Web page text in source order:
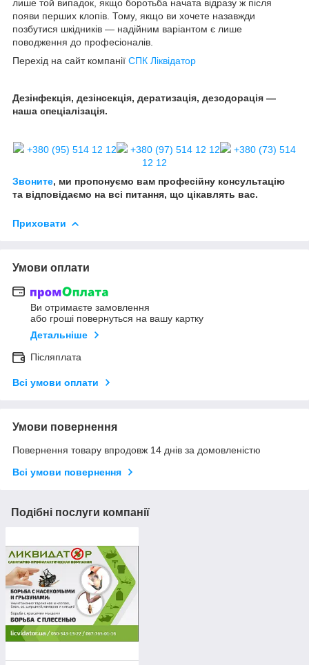
лише той випадок, якщо боротьба начата відразу ж після
появи перших клопів. Тому, якщо ви хочете назавжди
позбутися шкідників — надійним варіантом є лише
поводження до професіоналів.
Перехід на сайт компанії СПК Ліквідатор
Дезінфекція, дезінсекція, дератизація, дезодорація —
наша спеціалізація.
+380 (95) 514 12 12 +380 (97) 514 12 12
+380 (73) 514
12 12
Звоните, ми пропонуємо вам професійну консультацію
та відповідаємо на всі питання, що цікавлять вас.
Приховати
Умови оплати
Ви отримаєте замовлення
або гроші повернуться на вашу картку
Детальніше
Післяплата
Всі умови оплати
Умови повернення
Повернення товару впродовж 14 днів за домовленістю
Всі умови повернення
Подібні послуги компанії